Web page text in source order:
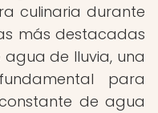
culinaria durante
más destacadas
de lluvia, una
para
de agua